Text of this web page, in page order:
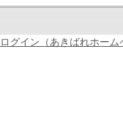
ログイン（あきばれホーム